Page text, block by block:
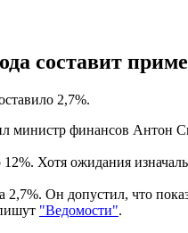
составит
2,7%.
министр финансов Антон
Хотя ожидания
Он допустил, что
"Ведомости".